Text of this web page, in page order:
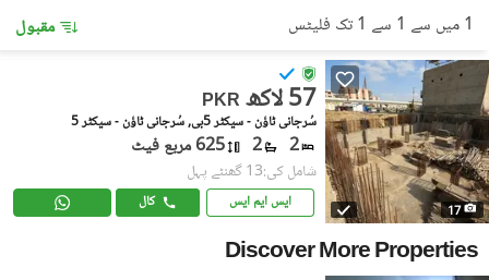
1 میں سے 1 سے 1 تک فلیٹس مقبول
17
PKR 57 لاکھ
سُرجانی ٹاؤن - سیکٹر 5بی, سُرجانی ٹاؤن - سیکٹر 5
2
2 625 مربع فیٹ
شامل کی:13 گھنٹے پہل
ایس ایم ایس کال
Discover More Properties